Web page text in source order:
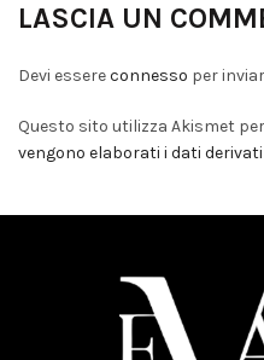
LASCIA UN
Devi essereconnesso per
Questo sito utilizza Akismet
vengono elaborati i dati